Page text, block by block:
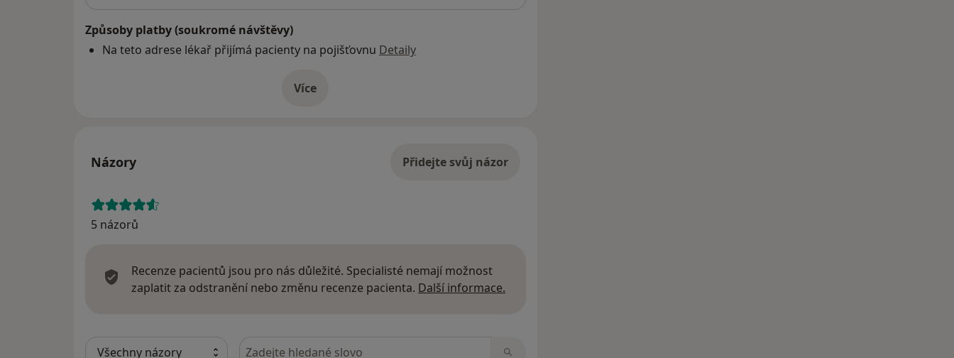
Způsoby platby (soukromé návštěvy)
Na teto adrese lékař přijímá pacienty na pojišťovnu Detaily
Víceo adrese
Názory Přidejte svůj názor
5 názorů
Recenze pacientů jsou pro nás důležité. Specialisté nemají možnost
zaplatit za odstranění nebo změnu recenze pacienta. Další informace.
Hledejte v názorech